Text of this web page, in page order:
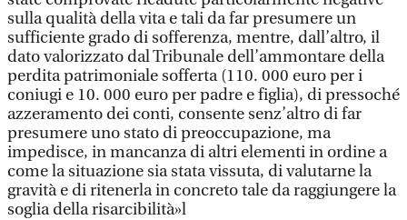
sulla qualità della vita e tali da far presumere un
sufficiente grado di sofferenza, mentre, dall’altro, il
dato valorizzato dal Tribunale dell’ammontare della
perdita patrimoniale sofferta (110. 000 euro per i
coniugi e 10. 000 euro per padre e figlia), di pressoché
azzeramento dei conti, consente senz’altro di far
presumere uno stato di preoccupazione, ma
impedisce, in mancanza di altri elementi in ordine a
come la situazione sia stata vissuta, di valutarne la
gravità e di ritenerla in concreto tale da raggiungere la
soglia della risarcibilità»l